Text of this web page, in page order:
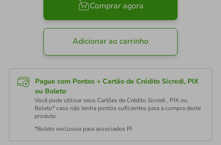
Comprar agora
Adicionar ao carrinho
Pague com Pontos + Cartão de Crédito Sicredi, PIX
ou Boleto
Você pode utilizar seus Cartões de Crédito Sicredi , PIX ou
Boleto* caso não tenha pontos suficientes para a compra deste
produto.
*Boleto exclusivo para associados PJ